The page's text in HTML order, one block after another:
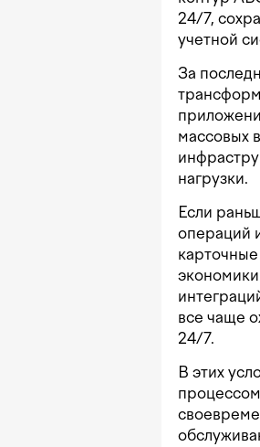
24/7,
учетной
За
массовых
нагрузки.
Если
операций
все чаще
24/7.
В этих